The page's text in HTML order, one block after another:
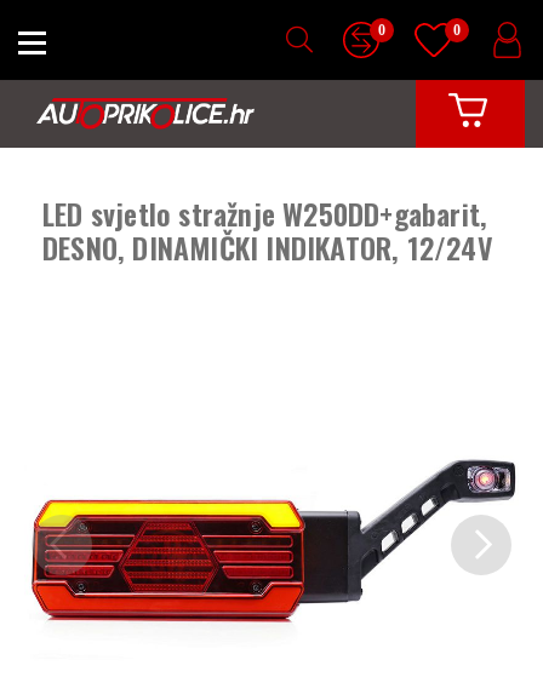
0 0
LED svjetlo stražnje W250DD+gabarit,
DESNO, DINAMIČKI INDIKATOR, 12/24V
Previous Next